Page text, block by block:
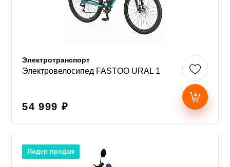
Электротранспорт
Электровелосипед FASTOO URAL 1
54 999 ₽
Лидер продаж